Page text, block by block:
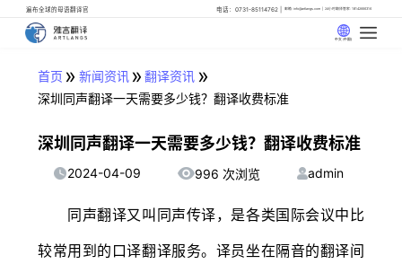
遍布全球的母语翻译官 电话：0731-85114762 邮箱: info@artlangs.com 24小时翻译管家: 18142666316
中文 (中国)
首页 » 新闻资讯» 翻译资讯 »
深圳同声翻译一天需要多少钱？翻译收费标准
深圳同声翻译一天需要多少钱？翻译收费标准
2024-04-09 996 次浏览 admin
同声翻译又叫同声传译，是各类国际会议中比
较常用到的口译翻译服务。译员坐在隔音的翻译间